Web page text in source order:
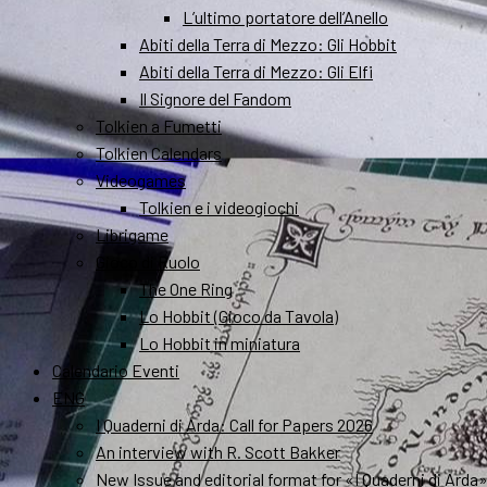
L’ultimo portatore dell’Anello
Abiti della Terra di Mezzo: Gli Hobbit
Abiti della Terra di Mezzo: Gli Elfi
Il Signore del Fandom
Tolkien a Fumetti
Tolkien Calendars
Videogames
Tolkien e i videogiochi
Librigame
Gioco di Ruolo
The One Ring
Lo Hobbit (Gioco da Tavola)
Lo Hobbit in miniatura
Calendario Eventi
ENG
I Quaderni di Arda: Call for Papers 2026
An interview with R. Scott Bakker
New Issue and editorial format for «I Quaderni di Arda»